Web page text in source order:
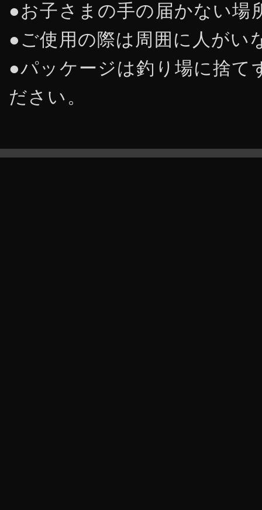
●お子さまの手の届かない場
●ご使用の際は周囲に人がい
●パッケージは釣り場に捨て
ださい。